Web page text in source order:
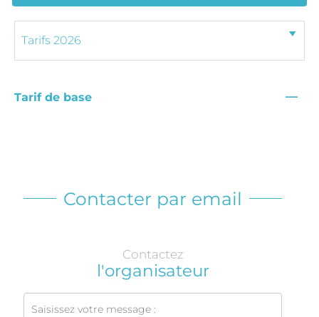
Tarif de base —
Contacter par email
Contactez
l'organisateur